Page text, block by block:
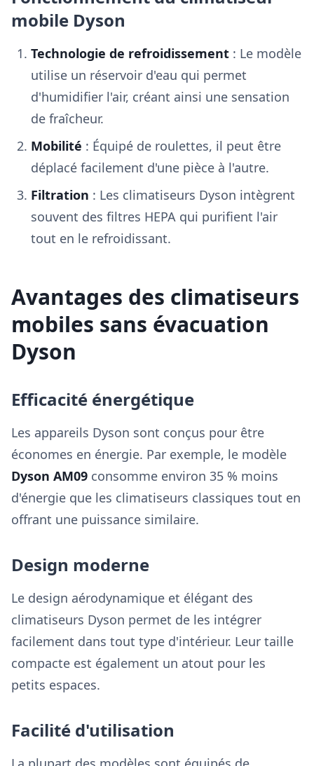
mobile Dyson
Technologie de refroidissement : Le modèle
utilise un réservoir d'eau qui permet
d'humidifier l'air, créant ainsi une sensation
de fraîcheur.
Mobilité : Équipé de roulettes, il peut être
déplacé facilement d'une pièce à l'autre.
Filtration : Les climatiseurs Dyson intègrent
souvent des filtres HEPA qui purifient l'air
tout en le refroidissant.
Avantages des climatiseurs
mobiles sans évacuation
Dyson
Efficacité énergétique
Les appareils Dyson sont conçus pour être
économes en énergie. Par exemple, le modèle
Dyson AM09 consomme environ 35 % moins
d'énergie que les climatiseurs classiques tout en
offrant une puissance similaire.
Design moderne
Le design aérodynamique et élégant des
climatiseurs Dyson permet de les intégrer
facilement dans tout type d'intérieur. Leur taille
compacte est également un atout pour les
petits espaces.
Facilité d'utilisation